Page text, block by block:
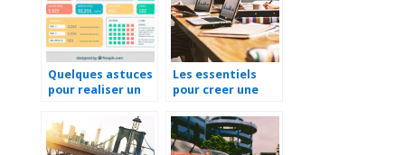
Quelques astuces
pour realiser un
d’entreprise
Les essentiels
pour creer une